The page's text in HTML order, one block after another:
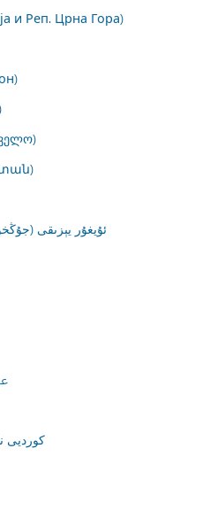
и Реп. Црна Гора)
ئۇيغۇر يېزىقى
کوردیی